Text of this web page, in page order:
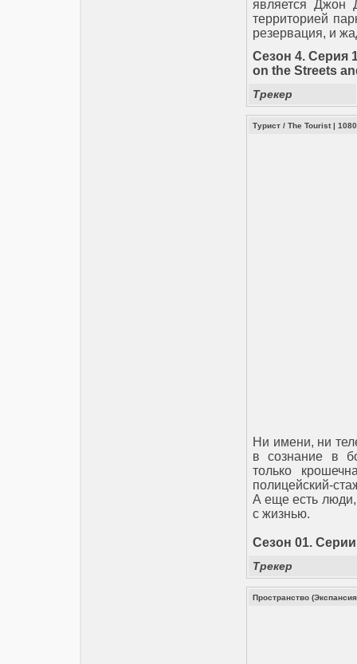
является Джон
территорией
резервация, и
Сезон 4. Cерия
on the Streets
Трекер
Турист / The Tourist |
Ни имени, ни
в сознание в
только
полицейский-
А еще есть люди,
с жизнью.
Сезон 01.
Трекер
Пространство